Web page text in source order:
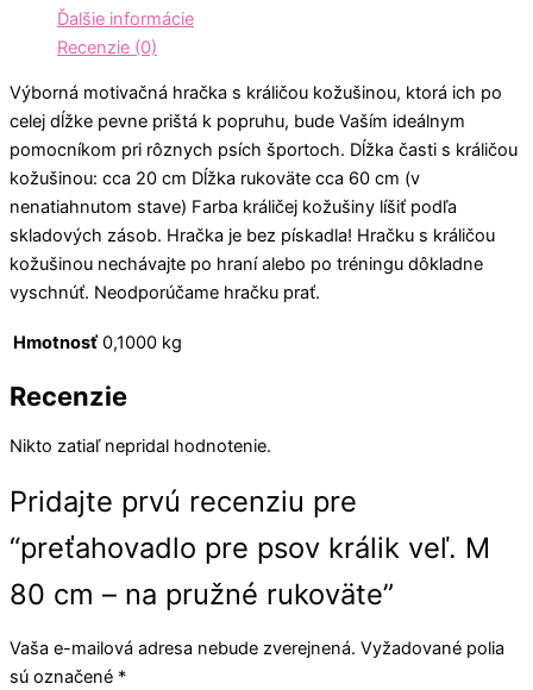
Ďalšie informácie
Recenzie (0)
Výborná motivačná hračka s králičou kožušinou, ktorá ich po
celej dĺžke pevne prištá k popruhu, bude Vaším ideálnym
pomocníkom pri rôznych psích športoch. Dĺžka časti s králičou
kožušinou: cca 20 cm Dĺžka rukoväte cca 60 cm (v
nenatiahnutom stave) Farba králičej kožušiny líšiť podľa
skladových zásob. Hračka je bez pískadla! Hračku s králičou
kožušinou nechávajte po hraní alebo po tréningu dôkladne
vyschnúť. Neodporúčame hračku prať.
Hmotnosť 0,1000 kg
Recenzie
Nikto zatiaľ nepridal hodnotenie.
Pridajte prvú recenziu pre
“preťahovadlo pre psov králik veľ. M
80 cm – na pružné rukoväte”
Vaša e-mailová adresa nebude zverejnená. Vyžadované polia
sú označené *